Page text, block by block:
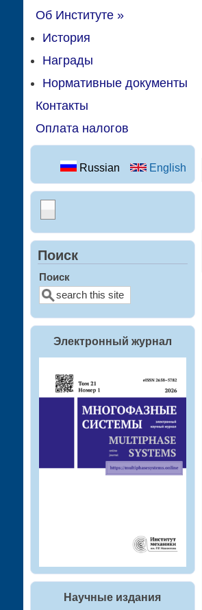
Об Институте»
История
Награды
Нормативные документы
Контакты
Оплата налогов
Russian English
Поиск
Поиск
Электронный журнал
Научные издания